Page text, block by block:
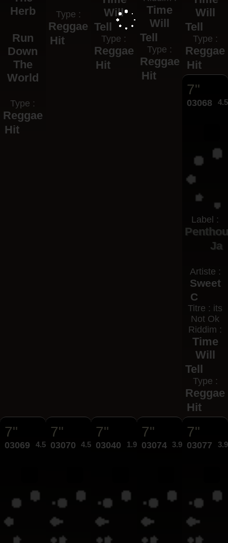
Herb
Run
Down
The
World
Type :
Reggae
Hit
Type :
Reggae
Hit
Will
Tell
Type :
Reggae
Hit
Time
Will
Tell
Type :
Reggae
Hit
Will
Tell
Type :
Reggae
Hit
7"
03068
Label :
Ja
Artiste :
Sweet
C
Titre : its
Not Ok
Riddim :
Time
Will
Tell
Type :
Reggae
Hit
7"
03069 4.50€
7"
03070 4.50€
7"
03040 1.99€
7"
03074 3.95€
7"
03077